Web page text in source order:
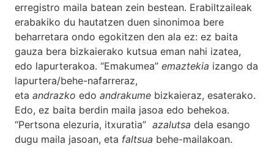
erregistro maila batean zein bestean. Erabiltzaileak
erabakiko du hautatzen duen sinonimoa bere
beharretara ondo egokitzen den ala ez: ez baita
gauza bera bizkaierako kutsua eman nahi izatea,
edo lapurterakoa. “Emakumea” emaztekia izango da
lapurtera/behe-nafarreraz,
eta andrazko edo andrakume bizkaieraz, esaterako.
Edo, ez baita berdin maila jasoa edo behekoa.
“Pertsona elezuria, itxuratia” azalutsa dela esango
dugu maila jasoan, eta faltsua behe-mailakoan.